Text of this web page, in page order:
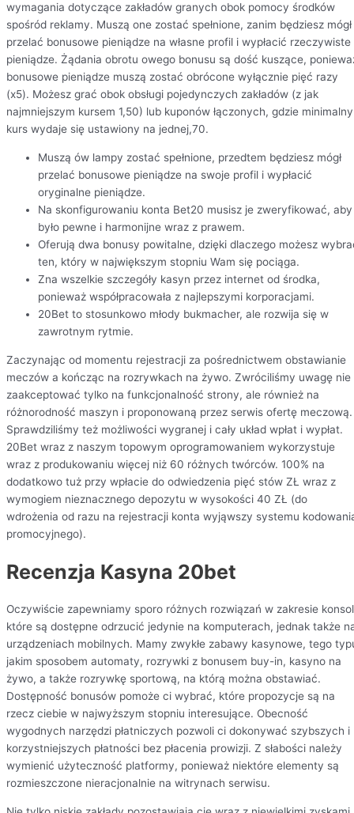
wymagania dotyczące zakładów granych obok pomocy środków
spośród reklamy. Muszą one zostać spełnione, zanim będziesz mógł
przelać bonusowe pieniądze na własne profil i wypłacić rzeczywiste
pieniądze. Żądania obrotu owego bonusu są dość kuszące,
bonusowe pieniądze muszą zostać obrócone wyłącznie pięć razy
(x5). Możesz grać obok obsługi pojedynczych zakładów (z jak
najmniejszym kursem 1,50) lub kuponów łączonych, gdzie minimalny
kurs wydaje się ustawiony na jednej,70.
Muszą ów lampy zostać spełnione, przedtem będziesz mógł
przelać bonusowe pieniądze na swoje profil i wypłacić
oryginalne pieniądze.
Na skonfigurowaniu konta Bet20 musisz je zweryfikować, aby
było pewne i harmonijne wraz z prawem.
Oferują dwa bonusy powitalne, dzięki dlaczego możesz
ten, który w największym stopniu Wam się pociąga.
Zna wszelkie szczegóły kasyn przez internet od środka,
ponieważ współpracowała z najlepszymi korporacjami.
20Bet to stosunkowo młody bukmacher, ale rozwija się w
zawrotnym rytmie.
Zaczynając od momentu rejestracji za pośrednictwem obstawianie
meczów a kończąc na rozrywkach na żywo. Zwróciliśmy uwagę nie
zaakceptować tylko na funkcjonalność strony, ale również na
różnorodność maszyn i proponowaną przez serwis ofertę meczową.
Sprawdziliśmy też możliwości wygranej i cały układ wpłat i wypłat.
20Bet wraz z naszym topowym oprogramowaniem wykorzystuje
wraz z produkowaniu więcej niż 60 różnych twórców. 100% na
dodatkowo tuż przy wpłacie do odwiedzenia pięć stów ZŁ wraz z
wymogiem nieznacznego depozytu w wysokości 40 ZŁ (do
wdrożenia od razu na rejestracji konta wyjąwszy systemu
promocyjnego).
Recenzja Kasyna 20bet
Oczywiście zapewniamy sporo różnych rozwiązań w zakresie
które są dostępne odrzucić jedynie na komputerach, jednak także
urządzeniach mobilnych. Mamy zwykłe zabawy kasynowe, tego
jakim sposobem automaty, rozrywki z bonusem buy-in, kasyno na
żywo, a także rozrywkę sportową, na którą można obstawiać.
Dostępność bonusów pomoże ci wybrać, które propozycje są na
rzecz ciebie w najwyższym stopniu interesujące. Obecność
wygodnych narzędzi płatniczych pozwoli ci dokonywać szybszych i
korzystniejszych płatności bez płacenia prowizji. Z słabości należy
wymienić użyteczność platformy, ponieważ niektóre elementy są
rozmieszczone nieracjonalnie na witrynach serwisu.